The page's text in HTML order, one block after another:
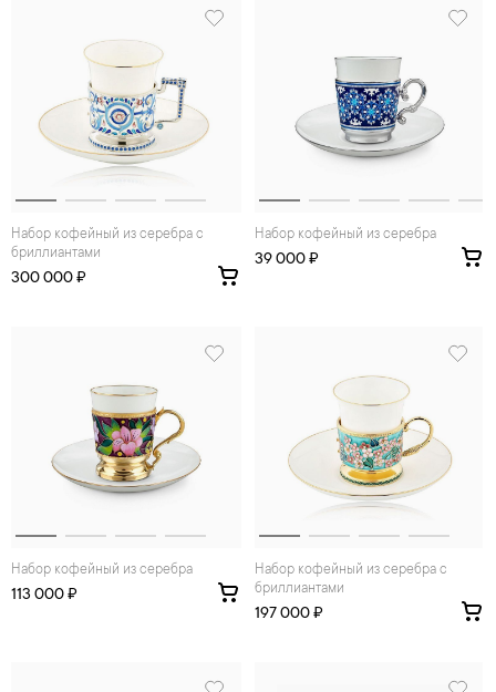
Набор кофейный из серебра с
бриллиантами
300 000 ₽
Набор кофейный из серебра
39 000 ₽
Набор кофейный из серебра
113 000 ₽
Набор кофейный из серебра с
бриллиантами
197 000 ₽